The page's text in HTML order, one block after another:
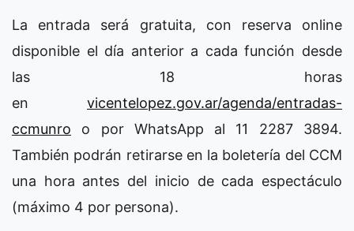
La entrada será gratuita, con reserva online
disponible el día anterior a cada función desde
las 18 horas
en vicentelopez.gov.ar/agenda/entradas-
ccmunro o por WhatsApp al 11 2287 3894.
También podrán retirarse en la boletería del CCM
una hora antes del inicio de cada espectáculo
(máximo 4 por persona).